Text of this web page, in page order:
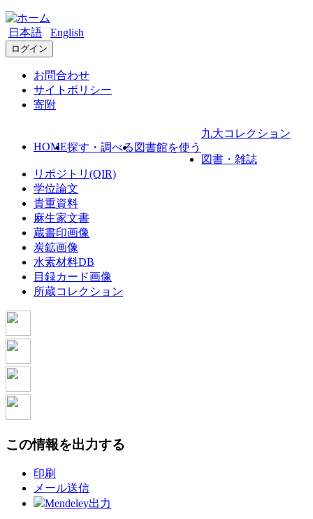
日本語 English
ログイン
お問合わせ
サイトポリシー
寄附
HOME探す・調べる 図書館を使う
九大コレクション
図書・雑誌
リポジトリ(QIR)
学位論文
貴重資料
麻生家文書
蔵書印画像
炭鉱画像
水素材料DB
目録カード画像
所蔵コレクション
この情報を出力する
印刷
メール送信
Mendeley出力